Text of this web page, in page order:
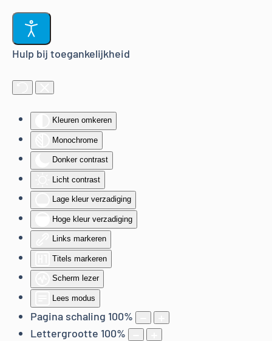
Hulp bij toegankelijkheid
Kleuren omkeren
Monochrome
Donker contrast
Licht contrast
Lage kleur verzadiging
Hoge kleur verzadiging
Links markeren
Titels markeren
Scherm lezer
Lees modus
Pagina schaling 100%
Lettergrootte 100%
Terug naar hoofdinhoud